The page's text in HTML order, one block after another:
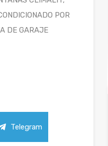
POR
DE GARAJE
Compartir
Telegram